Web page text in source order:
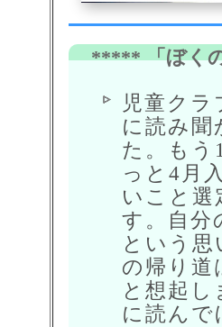
***** 「ぼく
児童ク
に読み聞
た。もう
っと4月
いこと
す。自分
という
の帰り
と想起
に読ん